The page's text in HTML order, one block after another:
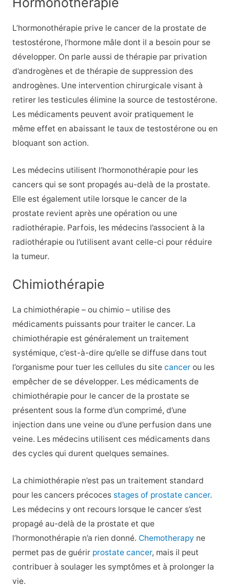
L’hormonothérapie prive le cancer de la prostate de
testostérone, l’hormone mâle dont il a besoin pour se
développer. On parle aussi de thérapie par privation
d’androgènes et de thérapie de suppression des
androgènes. Une intervention chirurgicale visant à
retirer les testicules élimine la source de testostérone.
Les médicaments peuvent avoir pratiquement le
même effet en abaissant le taux de testostérone ou en
bloquant son action.
Les médecins utilisent l’hormonothérapie pour les
cancers qui se sont propagés au-delà de la prostate.
Elle est également utile lorsque le cancer de la
prostate revient après une opération ou une
radiothérapie. Parfois, les médecins l’associent à la
radiothérapie ou l’utilisent avant celle-ci pour réduire
la tumeur.
Chimiothérapie
La chimiothérapie – ou chimio – utilise des
médicaments puissants pour traiter le cancer. La
chimiothérapie est généralement un traitement
systémique, c’est-à-dire qu’elle se diffuse dans tout
l’organisme pour tuer les cellules du site cancerou les
empêcher de se développer. Les médicaments de
chimiothérapie pour le cancer de la prostate se
présentent sous la forme d’un comprimé, d’une
injection dans une veine ou d’une perfusion dans une
veine. Les médecins utilisent ces médicaments dans
des cycles qui durent quelques semaines.
La chimiothérapie n’est pas un traitement standard
pour les cancers précoces stages of prostate cancer.
Les médecins y ont recours lorsque le cancer s’est
propagé au-delà de la prostate et que
l’hormonothérapie n’a rien donné. Chemotherapy ne
permet pas de guérir prostate cancer, mais il peut
contribuer à soulager les symptômes et à prolonger la
vie.